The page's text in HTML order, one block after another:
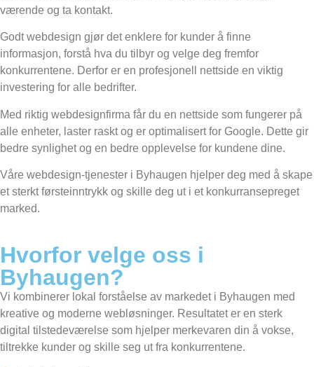
værende og ta kontakt.
Godt webdesign gjør det enklere for kunder å finne
informasjon, forstå hva du tilbyr og velge deg fremfor
konkurrentene. Derfor er en profesjonell nettside en viktig
investering for alle bedrifter.
Med riktig webdesignfirma får du en nettside som fungerer på
alle enheter, laster raskt og er optimalisert for Google. Dette gir
bedre synlighet og en bedre opplevelse for kundene dine.
Våre webdesign-tjenester i Byhaugen hjelper deg med å skape
et sterkt førsteinntrykk og skille deg ut i et konkurransepreget
marked.
Hvorfor velge oss i
Byhaugen?
Vi kombinerer lokal forståelse av markedet i Byhaugen med
kreative og moderne webløsninger. Resultatet er en sterk
digital tilstedeværelse som hjelper merkevaren din å vokse,
tiltrekke kunder og skille seg ut fra konkurrentene.